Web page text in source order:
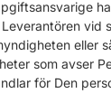
vid
eller
som avser
för Den